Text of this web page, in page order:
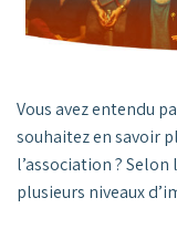
Vous avez entendu
souhaitez en savoir
l’association ?
plusieurs niveaux